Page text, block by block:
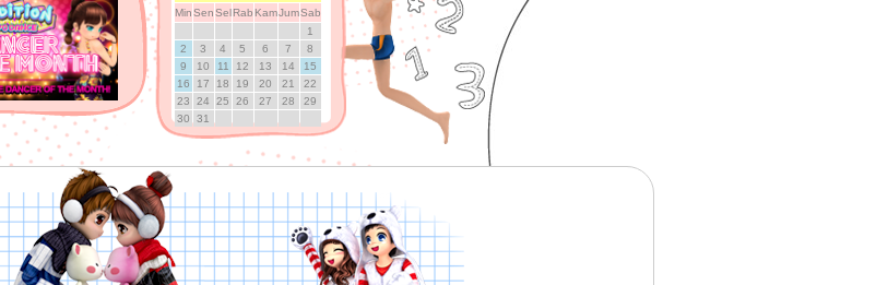
MinSenSel Rab KamJumSab
1
2
3 4 5 6 7
8
9
10 11 12 13 14
15
16
17 18 19 20 21
22
23
24 25 26 27 28
29
30
31